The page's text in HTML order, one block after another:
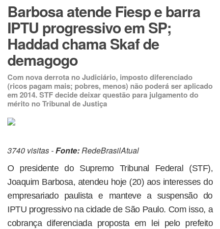
Barbosa atende Fiesp e barra
IPTU progressivo em SP;
Haddad chama Skaf de
demagogo
Com nova derrota no Judiciário, imposto diferenciado
(ricos pagam mais; pobres, menos) não poderá ser aplicado
em 2014. STF decide deixar questão para julgamento do
mérito no Tribunal de Justiça
3740 visitas -Fonte:RedeBrasilAtual
O presidente do Supremo Tribunal Federal (STF),
Joaquim Barbosa, atendeu hoje (20) aos interesses do
empresariado paulista e manteve a suspensão do
IPTU progressivo na cidade de São Paulo. Com isso, a
cobrança diferenciada proposta em lei pelo prefeito